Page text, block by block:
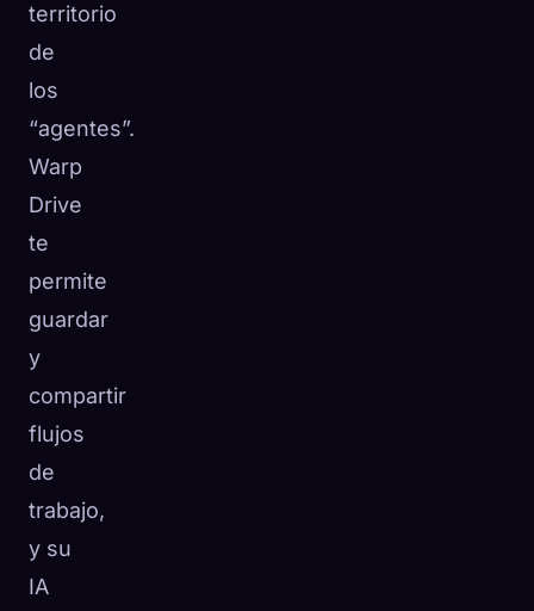
territorio
de
los
“agentes”.
Warp
Drive
te
permite
guardar
y
compartir
flujos
de
trabajo,
y su
IA